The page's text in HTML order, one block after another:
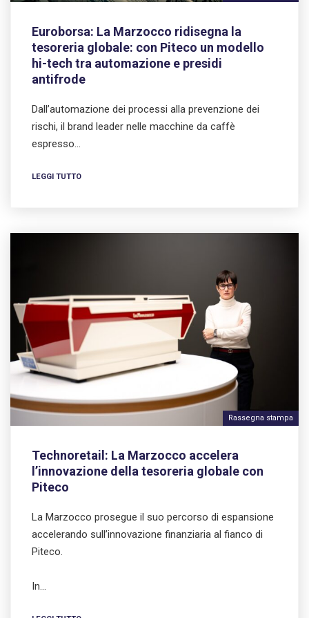
Euroborsa: La Marzocco ridisegna la
tesoreria globale: con Piteco un modello
hi-tech tra automazione e presidi
antifrode
Dall’automazione dei processi alla prevenzione dei
rischi, il brand leader nelle macchine da caffè
espresso…
LEGGI TUTTO
Rassegna stampa
Technoretail: La Marzocco accelera
l’innovazione della tesoreria globale con
Piteco
La Marzocco prosegue il suo percorso di espansione
accelerando sull’innovazione finanziaria al fianco di
Piteco.
In…